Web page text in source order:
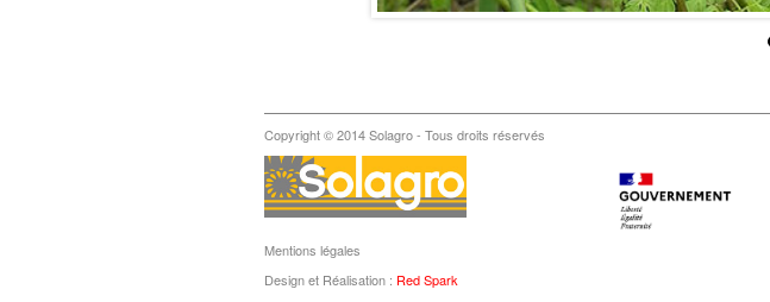
Copyright © 2014 Solagro - Tous droits réservés
Mentions légales
Design et Réalisation : Red Spark